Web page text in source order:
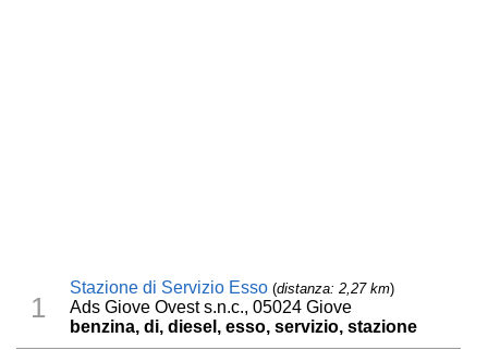
1
Stazione di Servizio Esso (distanza: 2,27 km)
Ads Giove Ovest s.n.c., 05024 Giove
benzina, di, diesel, esso, servizio, stazione